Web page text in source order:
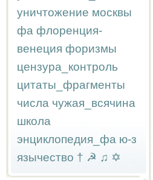
уничтожение москвы
фа флоренция-
венеция форизмы
цензура_контроль
цитаты_фрагменты
числа чужая_всячина
школа
энциклопедия_фа ю-з
язычество † ☭ ♫ ✡